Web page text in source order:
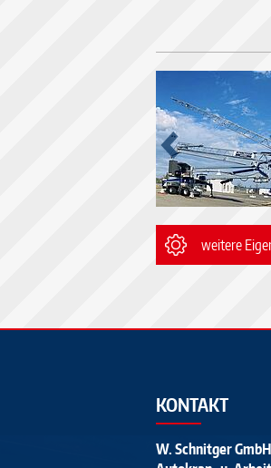
weitere
KONTAKT
W. Schnitger GmbH